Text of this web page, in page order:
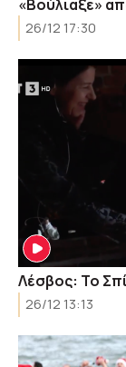
«Βούλιαξε»
26/12 17:30
Λέσβος: Το
26/12 13:13